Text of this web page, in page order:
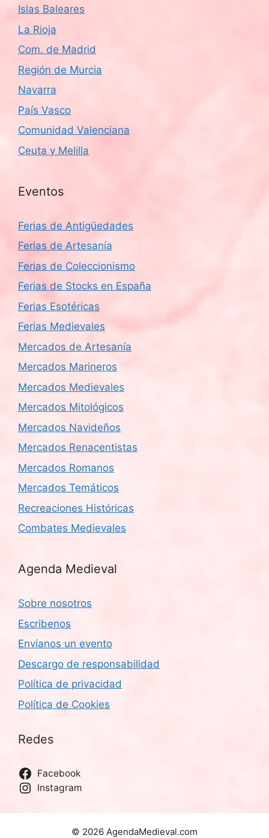
Islas Baleares
La Rioja
Com. de Madrid
Región de Murcia
Navarra
País Vasco
Comunidad Valenciana
Ceuta y Melilla
Eventos
Ferias de Antigüedades
Ferias de Artesanía
Ferias de Coleccionismo
Ferias de Stocks en España
Ferias Esotéricas
Ferias Medievales
Mercados de Artesanía
Mercados Marineros
Mercados Medievales
Mercados Mitológicos
Mercados Navideños
Mercados Renacentistas
Mercados Romanos
Mercados Temáticos
Recreaciones Históricas
Combates Medievales
Agenda Medieval
Sobre nosotros
Escribenos
Envíanos un evento
Descargo de responsabilidad
Política de privacidad
Política de Cookies
Redes
Facebook
Instagram
© 2026 AgendaMedieval.com